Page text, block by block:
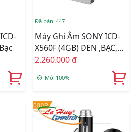
Đã bán: 447
Máy Ghi Âm SONY ICD-
X560F (4GB) ĐEN ,BẠC,
ĐỒNG
2.260.000 đ
Mới 100%